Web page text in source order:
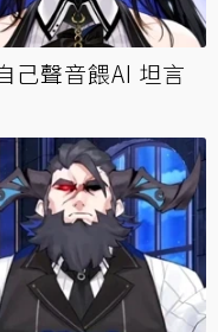
己聲音餵AI 坦言